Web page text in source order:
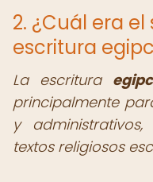
2. ¿Cuál era
escritura
La escritura
principalmente
y
textos religiosos